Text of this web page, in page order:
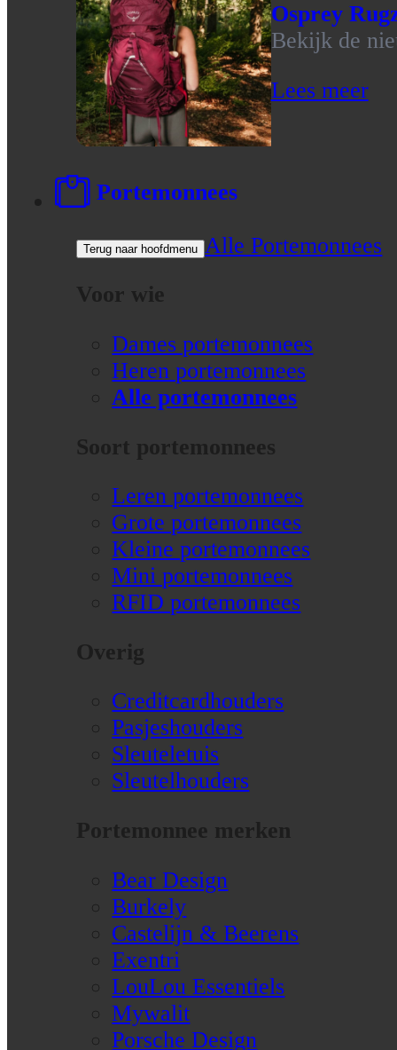
Osprey
Bekijk de
Lees meer
Portemonnees
Terug naar hoofdmenu Alle Portemonnees
Voor wie
Dames portemonnees
Heren portemonnees
Alle portemonnees
Soort portemonnees
Leren portemonnees
Grote portemonnees
Kleine portemonnees
Mini portemonnees
RFID portemonnees
Overig
Creditcardhouders
Pasjeshouders
Sleuteletuis
Sleutelhouders
Portemonnee merken
Bear Design
Burkely
Castelijn & Beerens
Exentri
LouLou Essentiels
Mywalit
Porsche Design